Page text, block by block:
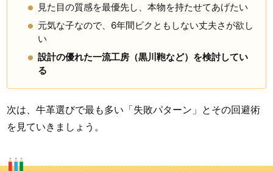
見た目の質感を最優先し、本物を持たせてあげたい
元気な子なので、6年間ビクともしない丈夫さが欲し
い
設計の優れた一流工房（黒川鞄など）を検討してい
る
次は、牛革選びで最も多い「失敗パターン」とその回避術
を見ていきましょう。